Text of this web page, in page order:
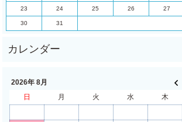
23 24 25 26 27
30 31
2026年 8月
日
月 火 水 木